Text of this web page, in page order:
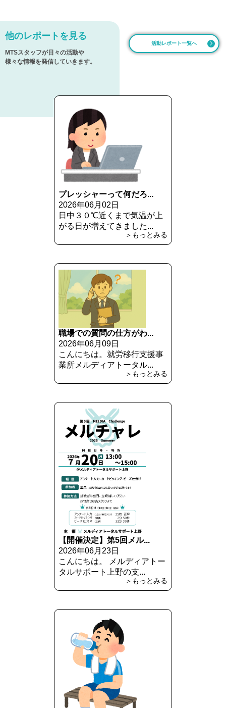
他のレポートを見る
MTSスタッフが日々の活動や
様々な情報を発信していきます。
活動レポート一覧へ
プレッシャーって何だろ...
2026年06月02日
日中３０℃近くまで気温が上
がる日が増えてきました...
＞もっとみる
職場での質問の仕方がわ...
2026年06月09日
こんにちは。就労移行支援事
業所メルディアトータル...
＞もっとみる
【開催決定】第5回メル...
2026年06月23日
こんにちは。 メルディアトー
タルサポート上野の支...
＞もっとみる